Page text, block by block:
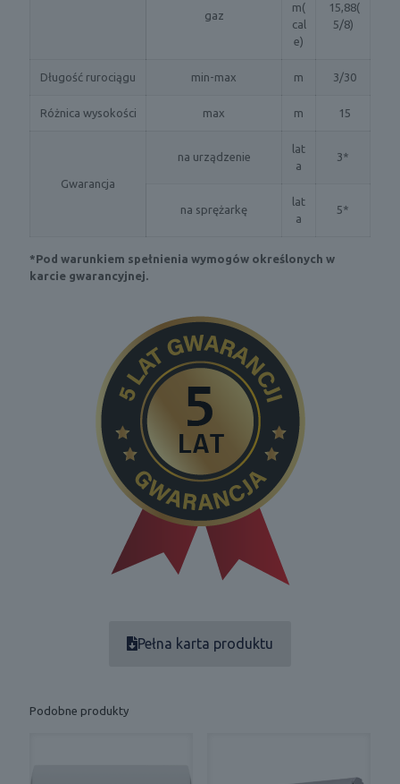
gaz
m(
cal
e)
15,88(
5/8)
Długość rurociągu min-max m 3/30
Różnica wysokości max m 15
Gwarancja
na urządzenie
lat
a
3*
na sprężarkę
lat
a
5*
*Pod warunkiem spełnienia wymogów określonych w
karcie gwarancyjnej.
Pełna karta produktu
Podobne produkty